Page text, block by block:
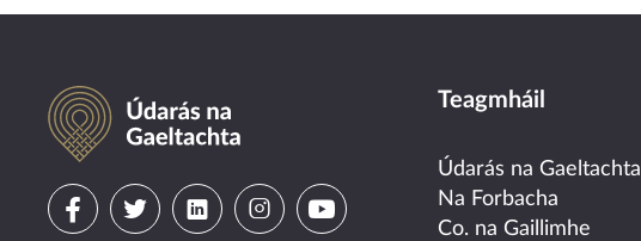
Údarás na Gaeltachta
VisitVisitVisitVisitVisit
Teagmháil
Údarás na Gaeltachta
Na Forbacha
Co. na Gaillimhe